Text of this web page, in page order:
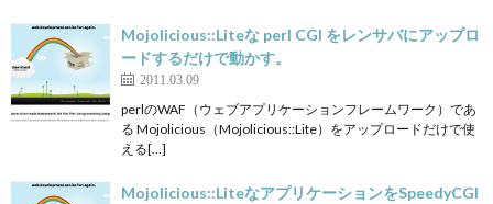
Mojolicious::Liteな perl CGI をレンサバにアップロ
ードするだけで動かす。
2011.03.09
perlのWAF（ウェブアプリケーションフレームワーク）であ
る Mojolicious（Mojolicious::Lite）をアップロードだけで使
える[…]
Mojolicious::LiteなアプリケーションをSpeedyCGI